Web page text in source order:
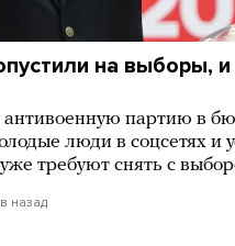
на выборы, и
партию в
люди в соцсетях и
требуют снять с
назад